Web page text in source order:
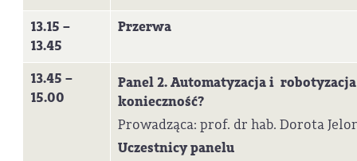
13.15 –
13.45
Przerwa
13.45 –
15.00
Panel 2. Automatyzacja i
konieczność?
Prowadząca: prof. dr hab. Dorota
Uczestnicy panelu